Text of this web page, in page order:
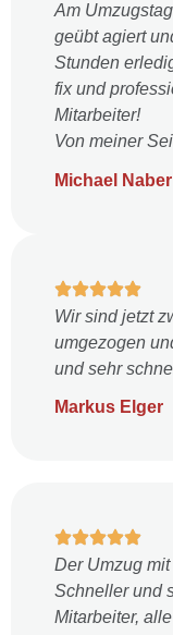
Am
geübt agiert
Stunden
fix und
Mitarbeiter!
Von meiner
Michael Naber
Wir sind jetzt
umgezogen
und sehr
Markus Elger
Der Umzug
Schneller und
Mitarbeiter,